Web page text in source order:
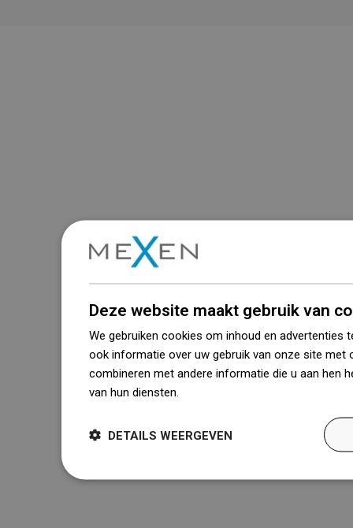
Deze website maakt gebruik van
We gebruiken cookies om inhoud en advertenties
ook informatie over uw gebruik van onze site met
combineren met andere informatie die u aan hen
van hun diensten.
DETAILS WEERGEVEN